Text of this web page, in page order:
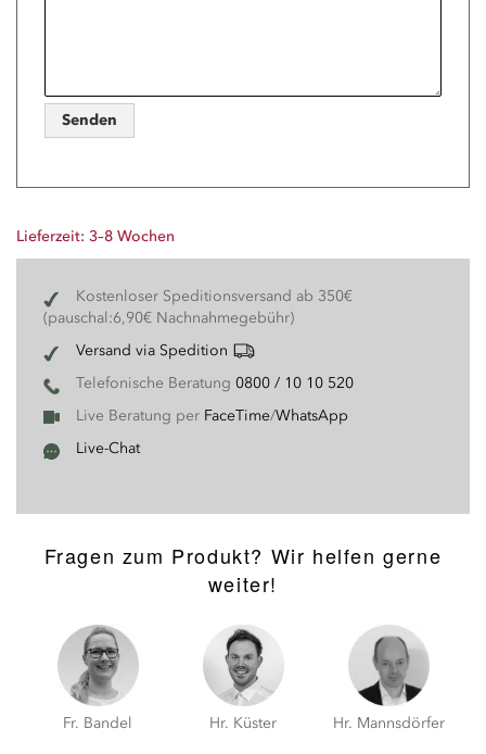
Senden
Lieferzeit: 3–8 Wochen
Kostenloser Speditionsversand ab 350€
(pauschal:6,90€ Nachnahmegebühr)
Versand via Spedition
Telefonische Beratung 0800 / 10 10 520
Live Beratung per FaceTime/WhatsApp
Live-Chat
Fragen zum Produkt? Wir helfen gerne
weiter!
Fr. Bandel Hr. Küster Hr. Mannsdörfer